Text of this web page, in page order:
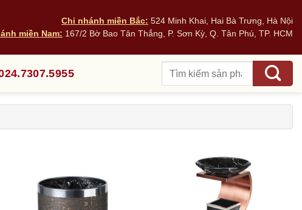
Chi nhánh miền Bắc: 524 Minh Khai, Hai Bà Trưng, Hà Nội
miền Nam: 167/2 Bờ Bao Tân Thắng, P. Sơn Kỳ, Q. Tân Phú, TP. HCM
kiếm: